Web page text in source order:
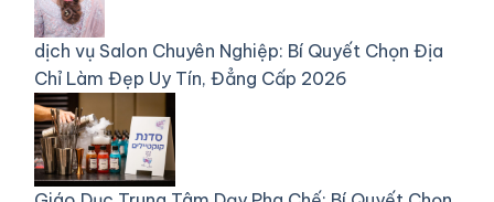
dịch vụ Salon Chuyên Nghiệp: Bí Quyết Chọn Địa
Chỉ Làm Đẹp Uy Tín, Đẳng Cấp 2026